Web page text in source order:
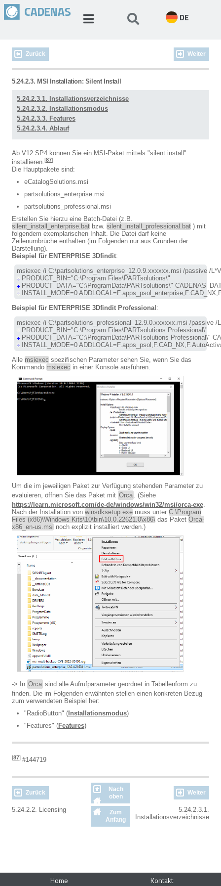
DE
Zurück Weiter
5.24.2.3. MSI Installation: Silent Install
5.24.2.3.1. Installationsverzeichnisse
5.24.2.3.2. Installationsmodus
5.24.2.3.3. Features
5.24.2.3.4. Ablauf
Ab V12 SP4 können Sie ein MSI-Paket mittels "silent install"
installieren.[87]
Die Hauptpakete sind:
eCatalogSolutions.msi
partsolutions_enterprise.msi
partsolutions_professional.msi
Erstellen Sie hierzu eine Batch-Datei (z.B.
silent_install_enterprise.bat bzw. silent_install_professional.bat ) mit
folgendem exemplarischen Inhalt. Die Datei darf keine
Zeilenumbrüche enthalten (im Folgenden nur aus Gründen der
Darstellung).
Beispiel für ENTERPRISE 3Dfindit:
INSTALL_MODE=0
Beispiel für ENTERPRISE 3Dfindit Professional :
INSTALL_MODE=0
Alle msiexec spezifischen Parameter sehen Sie, wenn Sie das
Kommando msiexec in einer Konsole ausführen.
Um die im jeweiligen Paket zur Verfügung stehenden Parameter zu
evaluieren, öffnen Sie das Paket mit Orca
. (Siehe
https://learn.microsoft.com/de-de/windows/win32/msi/orca-exe
Nach der Installation von winsdksetup.exe muss unter C:\Program
Files (x86)\Windows Kits\10\bin\10.0.22621.0\x86\ das Paket Orca-
x86_en-us.msi noch explizit installiert werden.)
-> In Orca sind alle Aufrufparameter geordnet in Tabellenform zu
finden. Die im Folgenden erwähnten stellen einen konkreten Bezug
zum verwendeten Beispiel her:
"RadioButton" ( Installationsmodus)
"Features" (Features)
[87] #144719
Zurück
Nach
oben
Weiter
5.24.2.2. Licensing
Zum
Anfang
5.24.2.3.1.
Installationsverzeichnisse
Home
Kontakt